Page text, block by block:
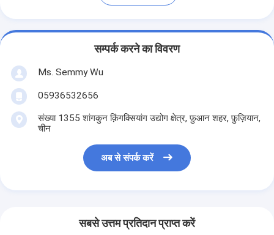
सम्पर्क करने का विवरण
Ms. Semmy Wu
05936532656
संख्या 1355 शांगकुन क़िंगक्सियांग उद्योग क्षेत्र, फ़ुआन शहर, फ़ुज़ियान,
चीन
अब से संपर्क करें
सबसे उत्तम प्रतिदान प्राप्त करें